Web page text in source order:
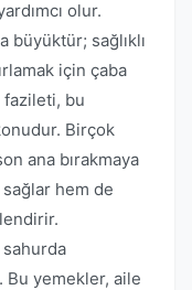
olur.
sağlıklı
için çaba
bu
Birçok
ana bırakmaya
sağlar hem de
yemekler, aile